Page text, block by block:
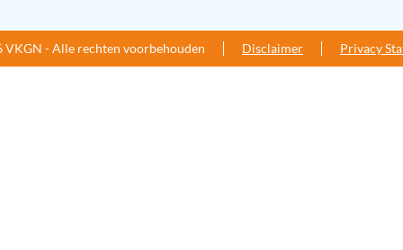
VKGN - Alle rechten voorbehouden Disclaimer Privacy